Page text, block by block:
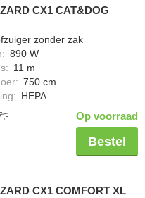
CX1 CAT&DOG
zonder zak
: 890 W
: 11 m
: 750 cm
: HEPA
Op voorraad
Bestel
CX1 COMFORT XL